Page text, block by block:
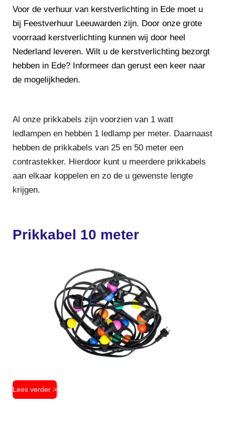
Voor de verhuur van kerstverlichting in Ede moet u
bij Feestverhuur Leeuwarden zijn. Door onze grote
voorraad kerstverlichting kunnen wij door heel
Nederland leveren. Wilt u de kerstverlichting bezorgt
hebben in Ede? Informeer dan gerust een keer naar
de mogelijkheden.
Al onze prikkabels zijn voorzien van 1 watt
ledlampen en hebben 1 ledlamp per meter. Daarnaast
hebben de prikkabels van 25 en 50 meter een
contrastekker. Hierdoor kunt u meerdere prikkabels
aan elkaar koppelen en zo de u gewenste lengte
krijgen.
Prikkabel 10 meter
Lees verder >